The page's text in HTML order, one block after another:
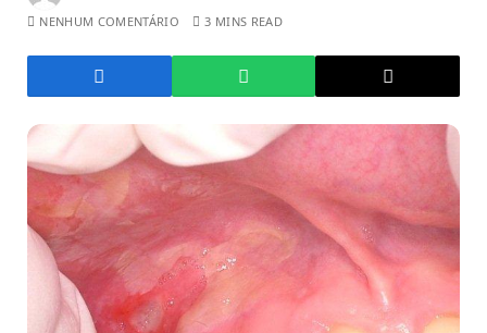
NENHUM COMENTÁRIO
3 MINS READ